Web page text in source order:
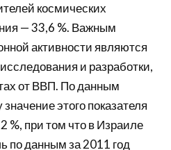
космических
— 33,6 %. Важным
активности являются
и разработки,
от ВВП. По данным
этого показателя
%, при том что в Израиле
по данным за 2011 год